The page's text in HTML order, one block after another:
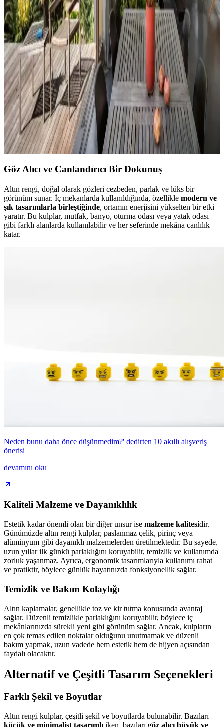
Hermes Dekor Ürünleri İncelemesi: Ella'dan
Alışveriş ve Ürün Kalitesi Değerlendirmesi
Ella satıcısından alınan Hermes dekor ürünleri, yüksek deri kalitesi
ve detaylı işçiliğiyle öne çıkıyor. Ürünlerin boyutları beklentileri
aşarken, fiyat ve orijinallik tartışmaları da dikkat çekiyor.
Veranda Dekorasyonunda Bitki Seçimi, Aydınlatma
ve Mobilya Düzenlemeleriyle Estetik İyileştirme
Yöntemleri
Veranda dekorasyonunda bitkiler, halılar, aydınlatma ve mobilyaların
uyumlu kullanımı mekânı daha davetkâr ve fonksiyonel kılar. Doğru
seçimler verandanın atmosferini ve dış görünümünü güçlendirir.
Göz Alıcı ve Canlandırıcı Bir Dokunuş
Altın rengi, doğal olarak gözleri cezbeden, parlak ve lüks bir
görünüm sunar. İç mekanlarda kullanıldığında, özellikle modern ve
şık tasarımlarla birleştiğinde, ortamın enerjisini yükselten bir etki
yaratır. Bu kulplar, mutfak, banyo, oturma odası veya yatak odası
gibi farklı alanlarda kullanılabilir ve her seferinde mekâna canlılık
katar.
Neden bunu daha önce düşünmedim?' dedirten 10 akıllı alışveriş
önerisi
devamını oku
Kaliteli Malzeme ve Dayanıklılık
Estetik kadar önemli olan bir diğer unsur ise malzeme kalitesidir.
Günümüzde altın rengi kulplar, paslanmaz çelik, pirinç veya
alüminyum gibi dayanıklı malzemelerden üretilmektedir. Bu sayede,
uzun yıllar ilk günkü parlaklığını koruyabilir, temizlik ve kullanımda
zorluk yaşanmaz. Ayrıca, ergonomik tasarımlarıyla kullanımı rahat
ve pratiktir, böylece günlük hayatınızda fonksiyonellik sağlar.
Temizlik ve Bakım Kolaylığı
Altın kaplamalar, genellikle toz ve kir tutma konusunda avantaj
sağlar. Düzenli temizlikle parlaklığını koruyabilir, böylece iç
mekânlarınızda sürekli yeni gibi görünüm sağlar. Ancak, kulpların
en çok temas edilen noktalar olduğunu unutmamak ve düzenli
bakım yapmak, uzun vadede hem estetik hem de hijyen açısından
faydalı olacaktır.
Alternatif ve Çeşitli Tasarım Seçenekleri
Farklı Şekil ve Boyutlar
Altın rengi kulplar, çeşitli şekil ve boyutlarda bulunabilir. Bazıları
küçük ve minimalist tasarımlı iken, bazıları göz alıcı büyük ve